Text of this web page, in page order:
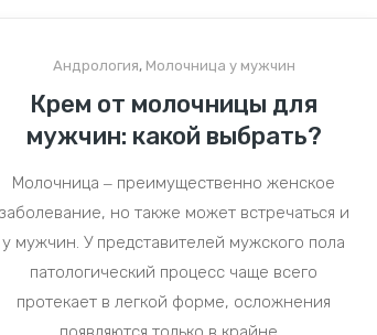
Андрология, Молочница у мужчин
Крем от молочницы для
мужчин: какой выбрать?
Молочница ‒ преимущественно женское
заболевание, но также может встречаться и
у мужчин. У представителей мужского пола
патологический процесс чаще всего
протекает в легкой форме, осложнения